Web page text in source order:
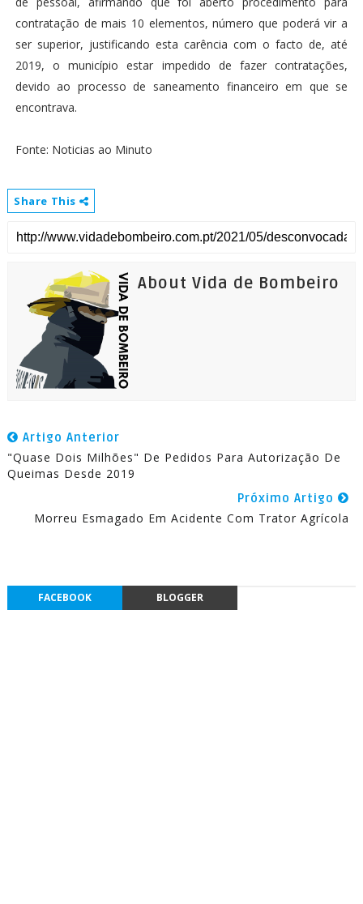
contratação de mais 10 elementos, número que poderá vir a
ser superior, justificando esta carência com o facto de, até
2019, o município estar impedido de fazer contratações,
devido ao processo de saneamento financeiro em que se
encontrava.
Fonte: Noticias ao Minuto
Share This
About Vida de Bombeiro
Artigo Anterior
"Quase Dois Milhões" De Pedidos Para Autorização De
Queimas Desde 2019
Próximo Artigo
Morreu Esmagado Em Acidente Com Trator Agrícola
FACEBOOK BLOGGER